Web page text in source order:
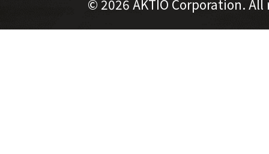
© 2026 AKTIO Corporation.